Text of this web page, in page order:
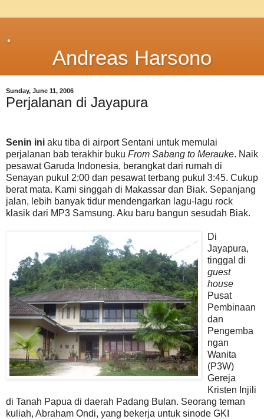
.
Andreas Harsono
Sunday, June 11, 2006
Perjalanan di Jayapura
Senin ini aku tiba di airport Sentani untuk memulai
perjalanan bab terakhir buku From Sabang to Merauke. Naik
pesawat Garuda Indonesia, berangkat dari rumah di
Senayan pukul 2:00 dan pesawat terbang pukul 3:45. Cukup
berat mata. Kami singgah di Makassar dan Biak. Sepanjang
jalan, lebih banyak tidur mendengarkan lagu-lagu rock
klasik dari MP3 Samsung. Aku baru bangun sesudah Biak.
Di
Jayapura,
tinggal di
guest
house
Pusat
Pembinaan
dan
Pengemba
ngan
Wanita
(P3W)
Gereja
Kristen Injili
di Tanah Papua di daerah Padang Bulan. Seorang teman
kuliah, Abraham Ondi, yang bekerja untuk sinode GKI